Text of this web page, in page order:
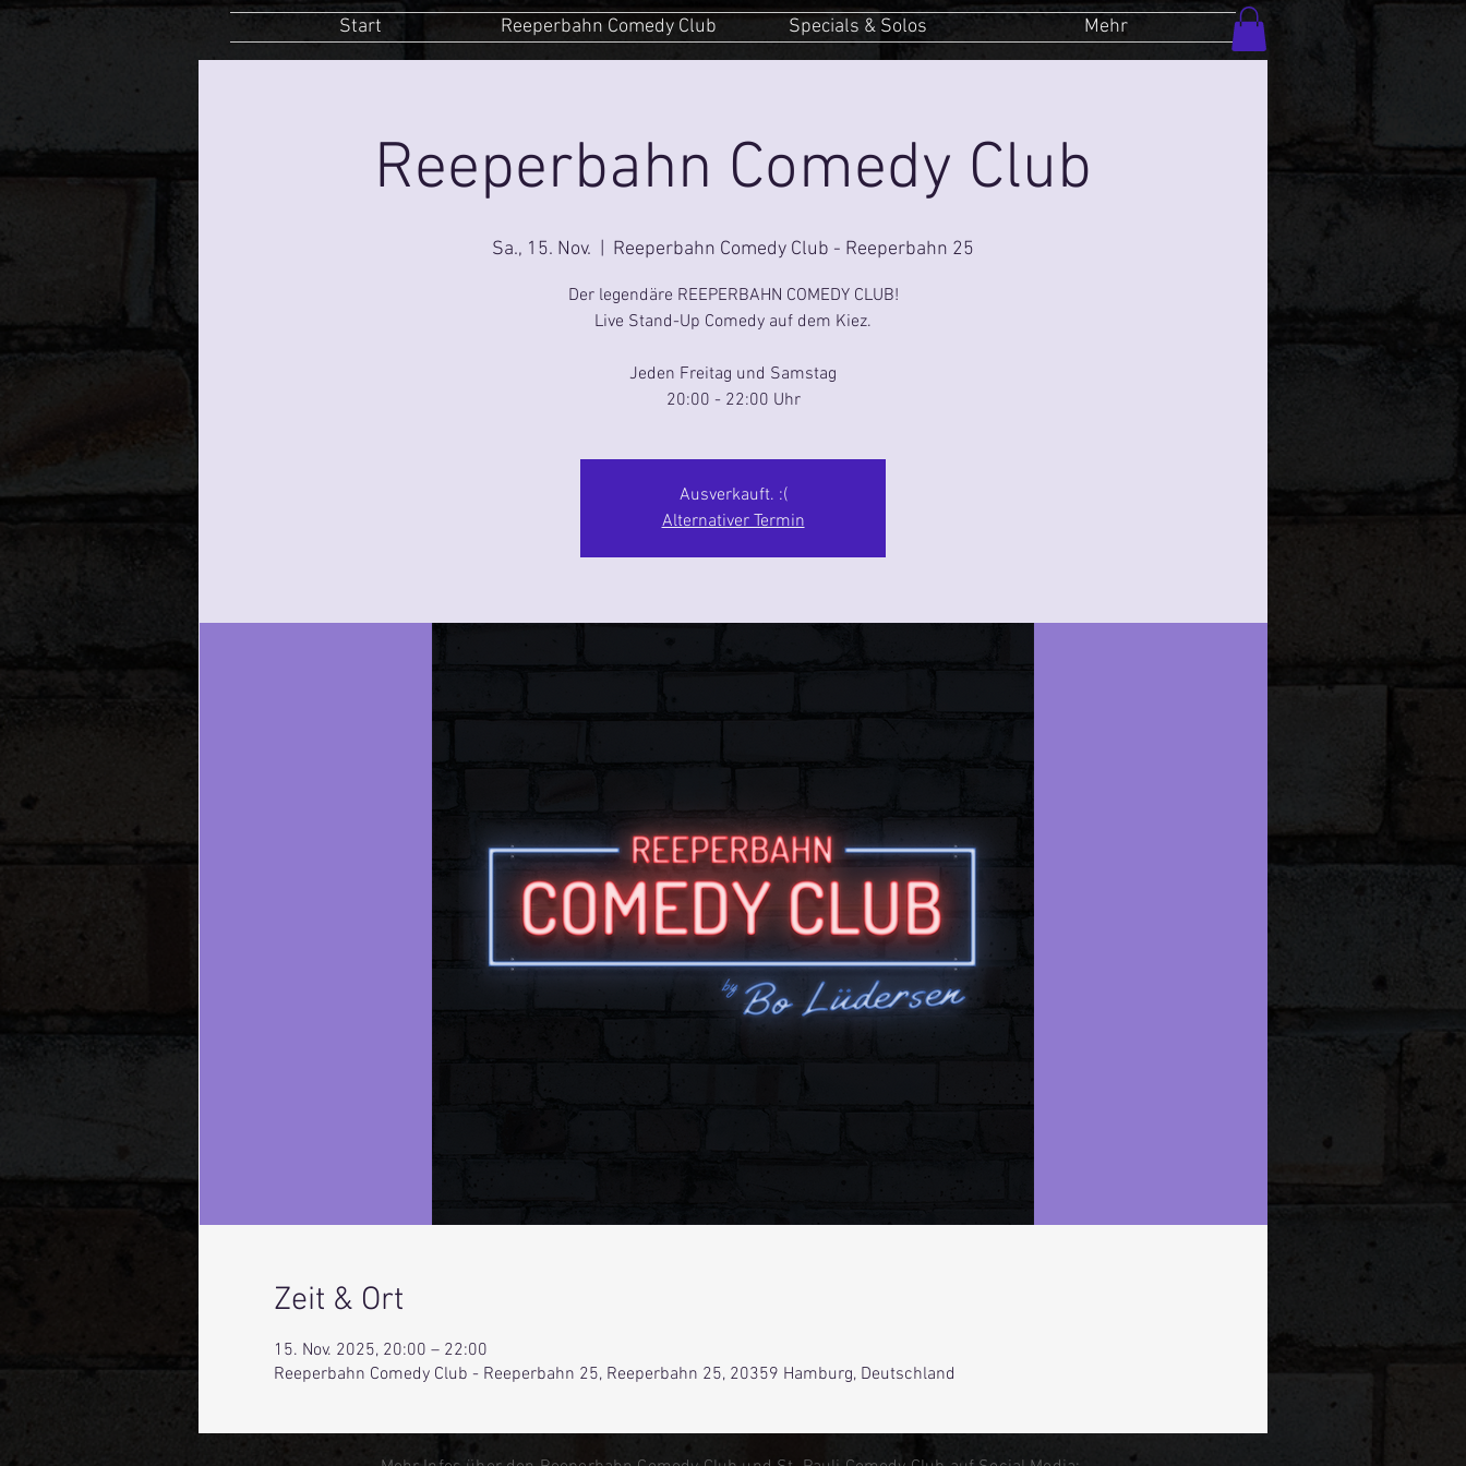
Start Reeperbahn Comedy Club Specials & Solos Mehr
Reeperbahn Comedy Club
Sa., 15. Nov. Reeperbahn Comedy Club - Reeperbahn 25
Der legendäre REEPERBAHN COMEDY CLUB!
Live Stand-Up Comedy auf dem Kiez.
Jeden Freitag und Samstag
20:00 - 22:00 Uhr
Ausverkauft. :(
Alternativer Termin
Zeit & Ort
15. Nov. 2025, 20:00 – 22:00
Reeperbahn Comedy Club - Reeperbahn 25, Reeperbahn 25, 20359 Hamburg, Deutschland